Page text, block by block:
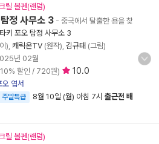
릴 볼펜(랜덤)
정 사무소 3 - 중국에서 탈출한 용을 찾
타키 포오 탐정 사무소 3
), 캐릭온TV (원작), 김규태 (그림)
년 02월
할인 / 720원) 10.0
엽서
주말특급 8월 10일 (월) 아침 7시 출근전 배
릴 볼펜(랜덤)